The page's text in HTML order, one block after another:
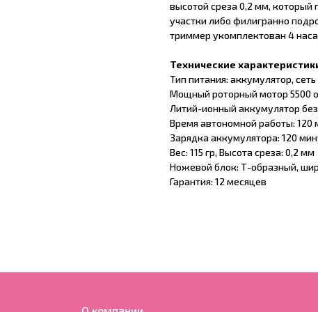
высотой среза 0,2 мм, который
участки либо филигранно
триммер укомплектован 4
Технические
Тип питания: аккумулятор, сеть
Мощный роторный мотор 5500
Литий-ионный аккумулятор
Время автономной работы: 120
Зарядка аккумулятора: 120
Вес: 115 гр, Высота среза: 0,2 мм
Ножевой блок: Т-образный,
Гарантия: 12 месяцев